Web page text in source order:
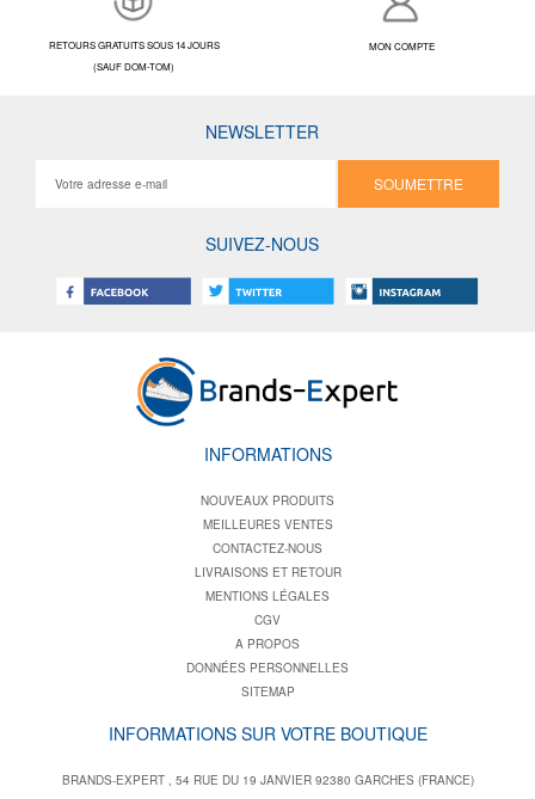
RETOURS GRATUITS SOUS 14 JOURS
(SAUF DOM-TOM)
MON COMPTE
NEWSLETTER
SOUMETTRE
SUIVEZ-NOUS
INFORMATIONS
NOUVEAUX PRODUITS
MEILLEURES VENTES
CONTACTEZ-NOUS
LIVRAISONS ET RETOUR
MENTIONS LÉGALES
CGV
A PROPOS
DONNÉES PERSONNELLES
SITEMAP
INFORMATIONS SUR VOTRE BOUTIQUE
BRANDS-EXPERT , 54 RUE DU 19 JANVIER 92380 GARCHES (FRANCE)